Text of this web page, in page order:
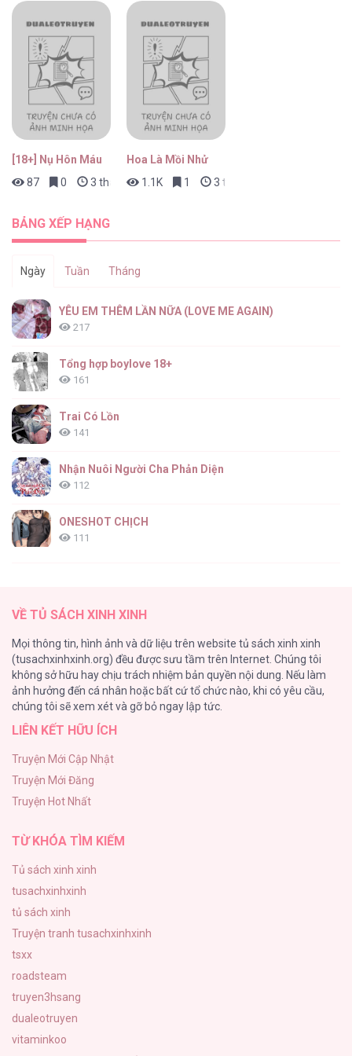
[18+] Nụ Hôn Máu
87
0 3 tháng trước
Hoa Là Mồi Nhử
1.1K
1 3 tháng trước
BẢNG XẾP HẠNG
Ngày Tuần Tháng
YÊU EM THÊM LẦN NỮA (LOVE ME AGAIN)
217
Tổng hợp boylove 18+
161
Trai Có Lồn
141
Nhận Nuôi Người Cha Phản Diện
112
ONESHOT CHỊCH
111
98
TUYỂN TẬP: TRAI CÓ LỒN
92
Kiếp Này Ta Sẽ Trở Thành Gia Chủ
Vết Tích Của Ánh Dương
89
VỀ TỦ SÁCH XINH XINH
Mọi thông tin, hình ảnh và dữ liệu trên website tủ sách xinh xinh
(tusachxinhxinh.org) đều được sưu tầm trên Internet. Chúng tôi
không sở hữu hay chịu trách nhiệm bản quyền nội dung. Nếu làm
ảnh hưởng đến cá nhân hoặc bất cứ tổ chức nào, khi có yêu cầu,
chúng tôi sẽ xem xét và gỡ bỏ ngay lập tức.
LIÊN KẾT HỮU ÍCH
Truyện Mới Cập Nhật
Truyện Mới Đăng
Truyện Hot Nhất
TỪ KHÓA TÌM KIẾM
Tủ sách xinh xinh
tusachxinhxinh
tủ sách xinh
Truyện tranh tusachxinhxinh
tsxx
roadsteam
truyen3hsang
dualeotruyen
vitaminkoo